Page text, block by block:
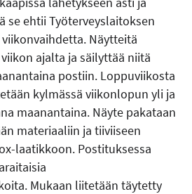
se ehtii Työterveyslaitoksen
Näytteitä
ajalta ja säilyttää niitä
postiin. Loppuviikosta
kylmässä viikonlopun yli ja
maanantaina. Näyte pakataan
materiaaliin ja tiiviiseen
laatikkoon. Postituksessa
Mukaan liitetään täytetty